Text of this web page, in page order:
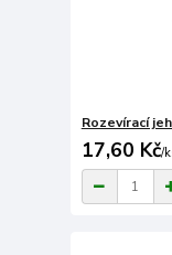
Rozevírací
17,60 Kč/